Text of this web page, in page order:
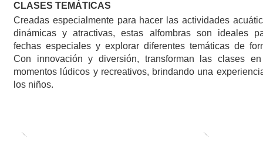
CLASES TEMÁTICAS
Creadas especialmente para hacer las actividades
dinámicas y atractivas, estas alfombras son ideales
fechas especiales y explorar diferentes temáticas de
Con innovación y diversión, transforman las clases
momentos lúdicos y recreativos, brindando una
los niños.